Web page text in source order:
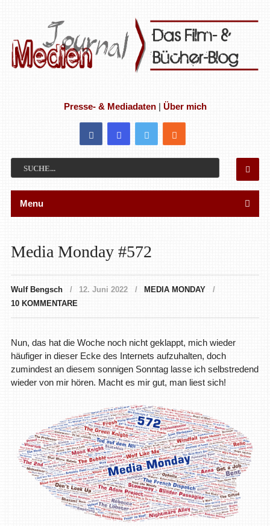
Presse- & Mediadaten| Über mich
Menu
Media Monday #572
Wulf Bengsch 12. Juni 2022
MEDIA MONDAY
10 KOMMENTARE
Nun, das hat die Woche noch nicht geklappt, mich wieder
häufiger in dieser Ecke des Internets aufzuhalten, doch
zumindest an diesem sonnigen Sonntag lasse ich selbstredend
wieder von mir hören. Macht es mir gut, man liest sich!